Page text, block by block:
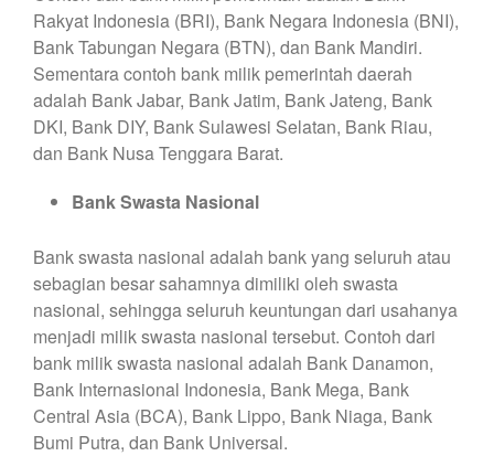
Rakyat Indonesia (BRI), Bank Negara Indonesia (BNI),
Bank Tabungan Negara (BTN), dan Bank Mandiri.
Sementara contoh bank milik pemerintah daerah
adalah Bank Jabar, Bank Jatim, Bank Jateng, Bank
DKI, Bank DIY, Bank Sulawesi Selatan, Bank Riau,
dan Bank Nusa Tenggara Barat.
Bank Swasta Nasional
Bank swasta nasional adalah bank yang seluruh atau
sebagian besar sahamnya dimiliki oleh swasta
nasional, sehingga seluruh keuntungan dari usahanya
menjadi milik swasta nasional tersebut. Contoh dari
bank milik swasta nasional adalah Bank Danamon,
Bank Internasional Indonesia, Bank Mega, Bank
Central Asia (BCA), Bank Lippo, Bank Niaga, Bank
Bumi Putra, dan Bank Universal.